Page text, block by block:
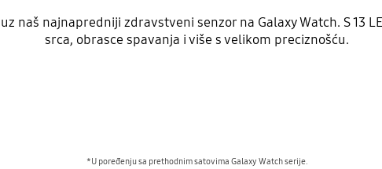
naš najnapredniji zdravstveni senzor na Galaxy Watch. S 13
srca, obrasce spavanja i više s velikom preciznošću.
*U poređenju sa prethodnim satovima Galaxy Watch serije.